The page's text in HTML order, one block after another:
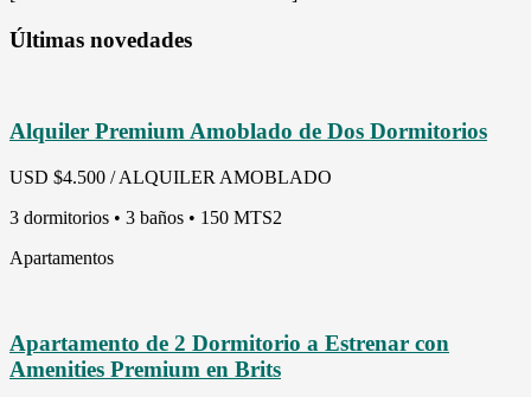
Últimas novedades
Alquiler Premium Amoblado de Dos Dormitorios
USD $4.500 / ALQUILER AMOBLADO
3 dormitorios • 3 baños • 150 MTS2
Apartamentos
Apartamento de 2 Dormitorio a Estrenar con
Amenities Premium en Brits